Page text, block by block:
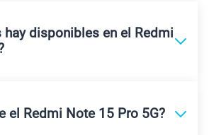
hay disponibles en el Redmi
el Redmi Note 15 Pro 5G?